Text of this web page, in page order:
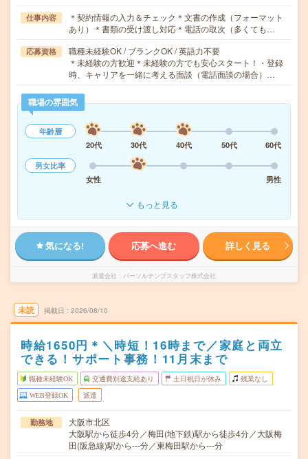
仕事内容
＊契約情報の入力＆チェック＊文書の作成（フォーマット
あり）＊書類の受け渡し対応＊電話の取次（多くても…
応募資格
職種未経験OK / ブランクOK / 英語力不要
＊未経験の方歓迎＊未経験の方でも安心スタート！・登録
時、キャリアを一緒に考える面談（電話面談の場合）…
職場の雰囲気
年齢層
20代
30代 40代 50代
60代
男女比率
女性
男性
もっと見る
気になる! 応募へ進む 詳しく見る
派遣会社 パーソルテンプスタッフ株式会社
未読 掲載日 2026/08/10
時給1650円＊＼時短！16時まで／家庭と両立
できる！サポート事務！11月末まで
職種未経験OK 交通費別途支給あり 土日祝日が休み 残業なし
WEB登録OK 派遣
勤務地
大阪市北区
大阪駅から徒歩4分／梅田(地下鉄)駅から徒歩4分／大阪梅
田(阪急線)駅から---分／東梅田駅から---分